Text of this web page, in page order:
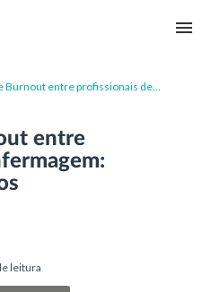
Burnout entre profissionais de
entre
leitura